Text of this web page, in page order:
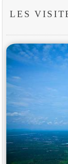
LES